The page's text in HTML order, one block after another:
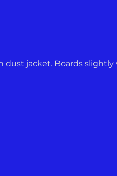
dust jacket. Boards